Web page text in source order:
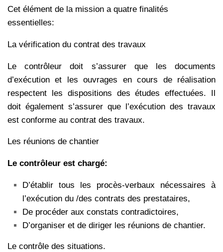
Cet élément de la mission a quatre finalités
essentielles:
La vérification du contrat des travaux
Le contrôleur doit s’assurer que les documents
d’exécution et les ouvrages en cours de réalisation
respectent les dispositions des études effectuées. Il
doit également s’assurer que l’exécution des travaux
est conforme au contrat des travaux.
Les réunions de chantier
Le contrôleur est chargé:
D’établir tous les procès-verbaux nécessaires à
l’exécution du /des contrats des prestataires,
De procéder aux constats contradictoires,
D’organiser et de diriger les réunions de chantier.
Le contrôle des situations.